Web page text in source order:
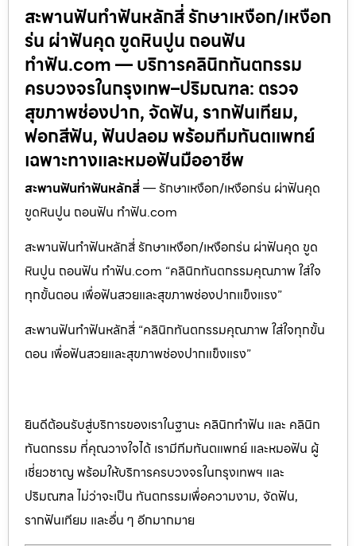
สะพานฟันทำฟันหลักสี่ รักษาเหงือก/เหงือก
ร่น ผ่าฟันคุด ขูดหินปูน ถอนฟัน
ทำฟัน.com — บริการคลินิกทันตกรรม
ครบวงจรในกรุงเทพ–ปริมณฑล: ตรวจ
สุขภาพช่องปาก, จัดฟัน, รากฟันเทียม,
ฟอกสีฟัน, ฟันปลอม พร้อมทีมทันตแพทย์
เฉพาะทางและหมอฟันมืออาชีพ
สะพานฟันทำฟันหลักสี่— รักษาเหงือก/เหงือกร่น ผ่าฟันคุด
ขูดหินปูน ถอนฟัน ทำฟัน.com
สะพานฟันทำฟันหลักสี่ รักษาเหงือก/เหงือกร่น ผ่าฟันคุด ขูด
หินปูน ถอนฟัน ทำฟัน.com “คลินิกทันตกรรมคุณภาพ ใส่ใจ
ทุกขั้นตอน เพื่อฟันสวยและสุขภาพช่องปากแข็งแรง”
สะพานฟันทำฟันหลักสี่ “คลินิกทันตกรรมคุณภาพ ใส่ใจทุกขั้น
ตอน เพื่อฟันสวยและสุขภาพช่องปากแข็งแรง”
ยินดีต้อนรับสู่บริการของเราในฐานะ คลินิกทำฟัน และ คลินิก
ทันตกรรม ที่คุณวางใจได้ เรามีทีมทันตแพทย์ และหมอฟัน ผู้
เชี่ยวชาญ พร้อมให้บริการครบวงจรในกรุงเทพฯ และ
ปริมณฑล ไม่ว่าจะเป็น ทันตกรรมเพื่อความงาม, จัดฟัน,
รากฟันเทียม และอื่น ๆ อีกมากมาย